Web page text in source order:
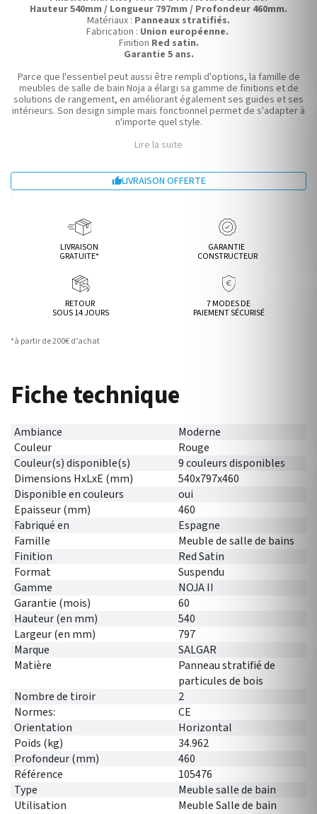
Hauteur 540mm / Longueur 797mm / Profondeur 460mm.
Matériaux : Panneaux stratifiés.
Fabrication : Union européenne.
Finition Red satin.
Garantie 5 ans.
Parce que l'essentiel peut aussi être rempli d'options, la famille de
meubles de salle de bain Noja a élargi sa gamme de finitions et de
solutions de rangement, en améliorant également ses guides et ses
intérieurs. Son design simple mais fonctionnel permet de s'adapter à
n'importe quel style.
Lire la suite
LIVRAISON OFFERTE
LIVRAISON
GRATUITE*
GARANTIE
CONSTRUCTEUR
RETOUR
SOUS 14 JOURS
7 MODES DE
PAIEMENT SÉCURISÉ
*à partir de 200€ d’achat
Fiche technique
Ambiance
Moderne
Couleur
Rouge
Couleur(s) disponible(s)
9 couleurs disponibles
Dimensions HxLxE (mm)
540x797x460
Disponible en couleurs
oui
Epaisseur (mm)
460
Fabriqué en
Espagne
Famille
Meuble de salle de bains
Finition
Red Satin
Format
Suspendu
Gamme
NOJA II
Garantie (mois)
60
Hauteur (en mm)
540
Largeur (en mm)
797
Marque
SALGAR
Matière
Panneau stratifié de
particules de bois
Nombre de tiroir
2
Normes:
CE
Orientation
Horizontal
Poids (kg)
34.962
Profondeur (mm)
460
Référence
105476
Type
Meuble salle de bain
Utilisation
Meuble Salle de bain